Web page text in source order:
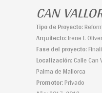
CAN
Tipo de Proyecto:
Arquitecto:Irene I.
Fase del proyecto:
Localización:Calle Can
Palma de Mallorca
Promotor:Privado